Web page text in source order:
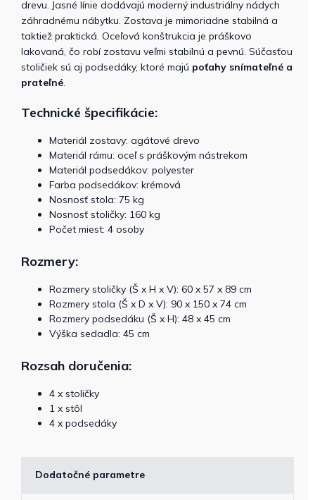
drevu. Jasné línie dodávajú moderný industriálny nádych
záhradnému nábytku. Zostava je mimoriadne stabilná a
taktiež praktická. Oceľová konštrukcia je práškovo
lakovaná, čo robí zostavu veľmi stabilnú a pevnú. Súčasťou
stoličiek sú aj podsedáky, ktoré majú poťahy snímateľné a
prateľné.
Technické špecifikácie:
Materiál zostavy: agátové drevo
Materiál rámu: oceľ s práškovým nástrekom
Materiál podsedákov: polyester
Farba podsedákov: krémová
Nosnosť stola: 75 kg
Nosnosť stoličky: 160 kg
Počet miest: 4 osoby
Rozmery:
Rozmery stoličky (Š x H x V): 60 x 57 x 89 cm
Rozmery stola (Š x D x V): 90 x 150 x 74 cm
Rozmery podsedáku (Š x H): 48 x 45 cm
Výška sedadla: 45 cm
Rozsah doručenia:
4 x stoličky
1 x stôl
4 x podsedáky
Dodatočné parametre